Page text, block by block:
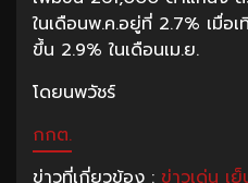
ในเดือนพ.ค.อยู่ที่ 2.7% เมื่อ
ขึ้น 2.9% ในเดือนเม.ย.
โดยนพวัชร์
กกต.
ข่าวที่เกี่ยวข้อง : ข่าวเด่น เ